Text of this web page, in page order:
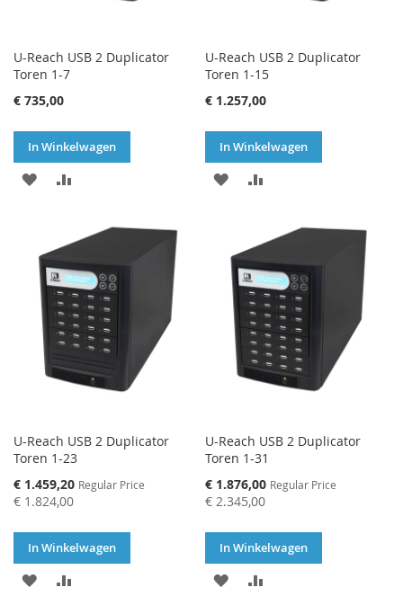
U-Reach USB 2 Duplicator
Toren 1-7
€ 735,00
In Winkelwagen
VOEG
VERLANGLIJST
TE
VERGELIJKEN
U-Reach USB 2 Duplicator
Toren 1-15
€ 1.257,00
In Winkelwagen
VOEG
VERLANGLIJST
TE
VERGELIJKEN
U-Reach USB 2 Duplicator
Toren 1-23
Special
Price
€ 1.459,20 Regular Price
€ 1.824,00
In Winkelwagen
VOEG
U-Reach USB 2 Duplicator
Toren 1-31
Special
Price
€ 1.876,00 Regular Price
€ 2.345,00
In Winkelwagen
VOEG